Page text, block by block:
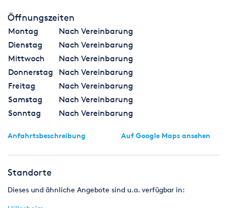
Öffnungszeiten
Montag
Nach Vereinbarung
Dienstag
Nach Vereinbarung
Mittwoch
Nach Vereinbarung
Donnerstag
Nach Vereinbarung
Freitag
Nach Vereinbarung
Samstag
Nach Vereinbarung
Sonntag
Nach Vereinbarung
Anfahrtsbeschreibung Auf Google Maps ansehen
Standorte
Dieses und ähnliche Angebote sind u.a. verfügbar in: